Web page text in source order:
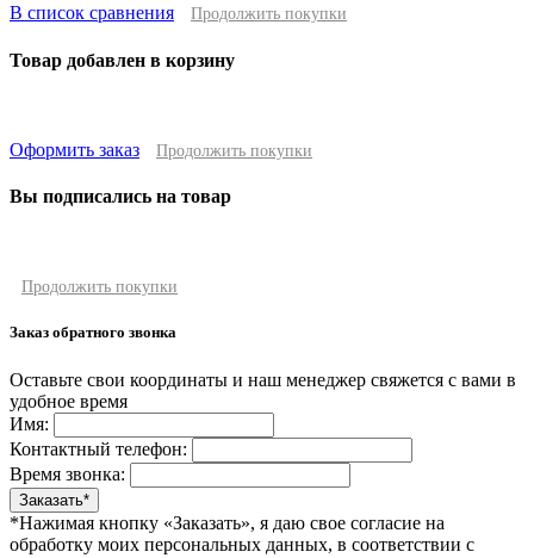
В список сравнения Продолжить покупки
Товар добавлен в корзину
Оформить заказ Продолжить покупки
Вы подписались на товар
Продолжить покупки
Заказ обратного звонка
Оставьте свои координаты и наш менеджер свяжется с вами в
удобное время
Имя:
Контактный телефон:
Время звонка:
*Нажимая кнопку «Заказать», я даю свое согласие на
обработку моих персональных данных, в соответствии с